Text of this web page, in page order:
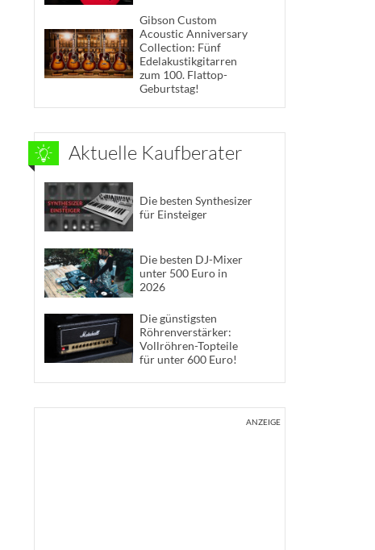
Gibson Custom
Acoustic Anniversary
Collection: Fünf
Edelakustikgitarren
zum 100. Flattop-
Geburtstag!
Aktuelle Kaufberater
Die besten Synthesizer
für Einsteiger
Die besten DJ-Mixer
unter 500 Euro in
2026
Die günstigsten
Röhrenverstärker:
Vollröhren-Topteile
für unter 600 Euro!
ANZEIGE